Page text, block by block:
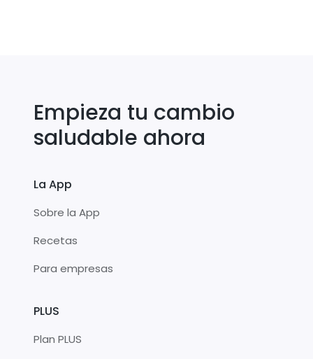
Empieza tu cambio
saludable ahora
La App
Sobre la App
Recetas
Para empresas
PLUS
Plan PLUS